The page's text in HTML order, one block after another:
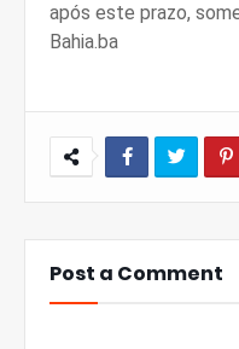
após este prazo,
Bahia.ba
Post a Comment